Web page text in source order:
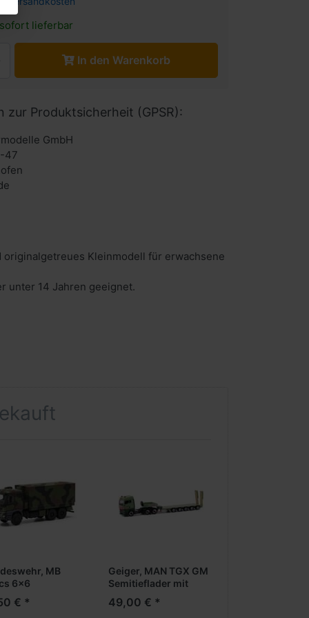
sofort lieferbar
In den Warenkorb
zur Produktsicherheit (GPSR):
GmbH
47
originalgetreues Kleinmodell für erwachsene
unter 14 Jahren geeignet.
MB
6x6
Plane,
€ *
Geiger, MAN TGX GM
Semitieflader mit
Rampen
(Sonderedition
49,00 € *